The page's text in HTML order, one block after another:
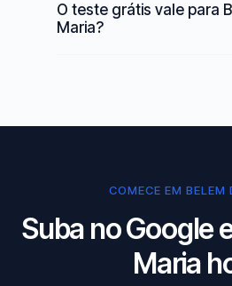
O teste grátis vale para
Maria?
COMECE EM BELEM
Suba no Google
Maria